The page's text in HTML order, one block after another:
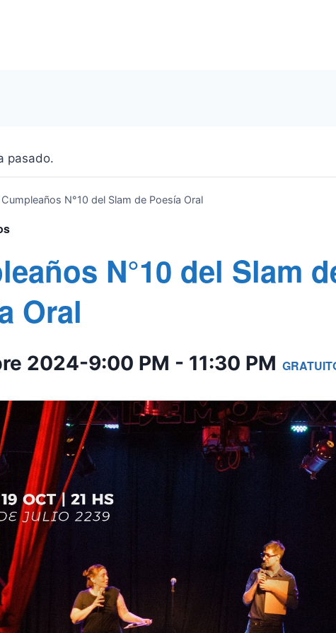
pasado.
Cumpleaños N°10 del Slam de Poesía Oral
N°10 del Slam
Oral
2024-9:00 PM - 11:30 PM